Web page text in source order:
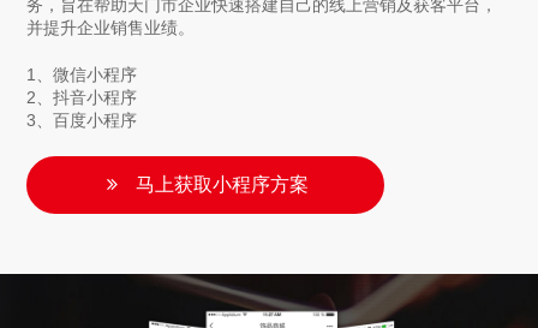
务，旨在帮助天门市企业快速搭建自己的线上营销及获客平台，
并提升企业销售业绩。
1、微信小程序
2、抖音小程序
3、百度小程序
马上获取小程序方案